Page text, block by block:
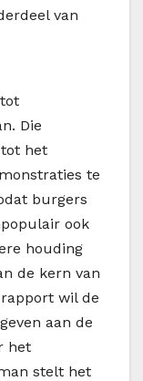
van
Die
het
te
burgers
ook
houding
de kern van
wil de
aan de
het
stelt het